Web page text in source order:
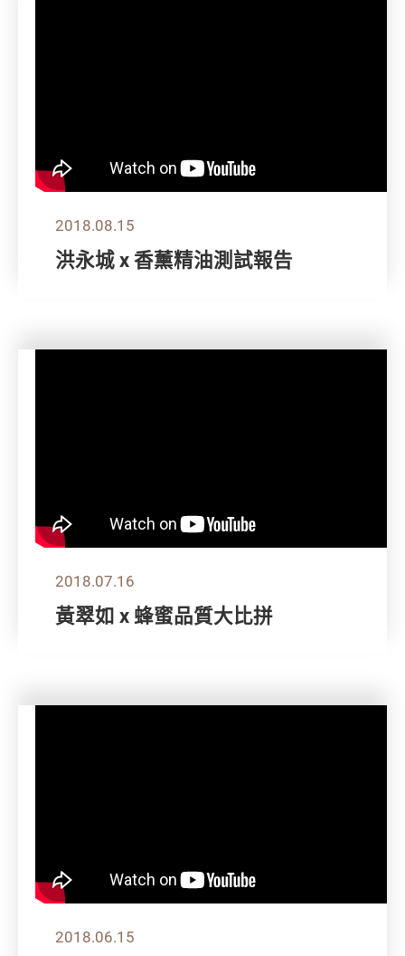
2018.08.15
洪永城 x 香薰精油測試報告
2018.07.16
黃翠如 x 蜂蜜品質大比拼
2018.06.15